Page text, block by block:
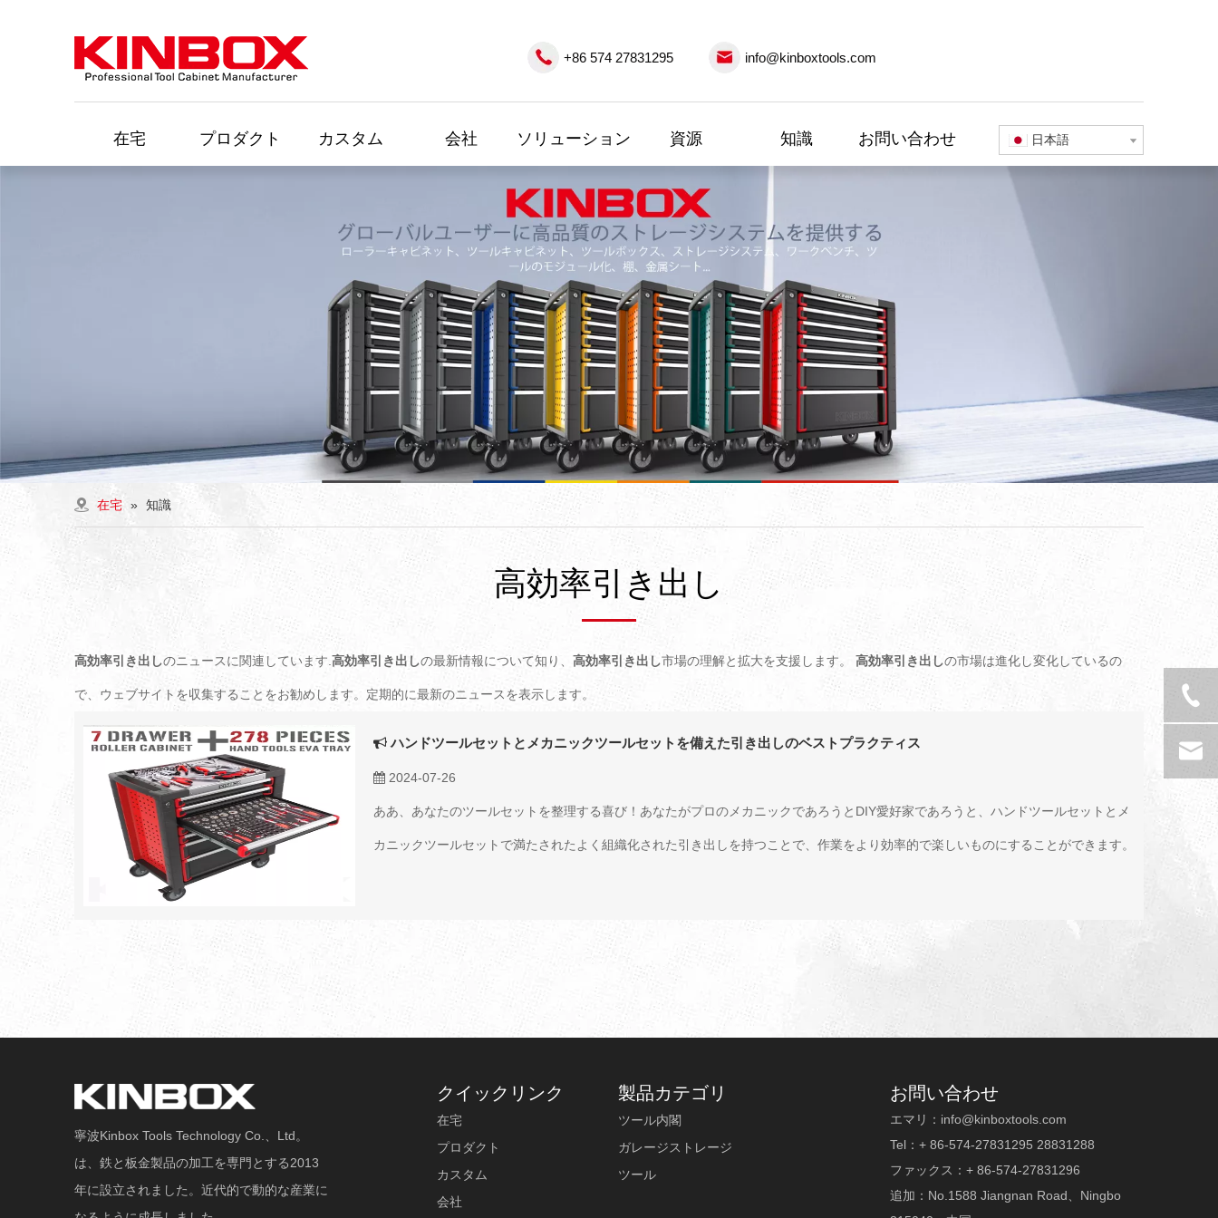
+86 574 27831295 info@kinboxtools.com
在宅 プロダクト カスタム 会社 ソリューション 資源 知識 お問い合わせ 日本語
在宅 » 知識
高効率引き出し
高効率引き出しのニュースに関連しています. 高効率引き出しの最新情報について知り、 高効率引き出し市場の理解と拡大を支援します。 高効率引き出しの市場は進化し変化しているの
で、ウェブサイトを収集することをお勧めします。定期的に最新のニュースを表示します。
ハンドツールセットとメカニックツールセットを備えた引き出しのベストプラクティス
2024-07-26
ああ、あなたのツールセットを整理する喜び！あなたがプロのメカニックであろうとDIY愛好家であろうと、ハンドツールセットとメ
カニックツールセットで満たされたよく組織化された引き出しを持つことで、作業をより効率的で楽しいものにすることができます。
寧波Kinbox Tools Technology Co.、Ltd。
は、鉄と板金製品の加工を専門とする2013
年に設立されました。近代的で動的な産業に
クイックリンク
在宅
プロダクト
カスタム
会社
製品カテゴリ
ツール内閣
ガレージストレージ
ツール
お問い合わせ
エマリ： info@kinboxtools.com
Tel：+ 86-574-27831295 28831288
ファックス：+ 86-574-27831296
追加：No.1588 Jiangnan Road、Ningbo